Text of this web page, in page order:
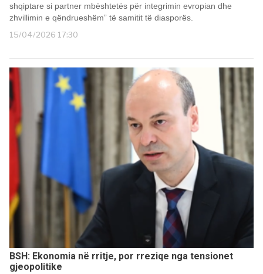
shqiptare si partner mbështetës për integrimin evropian dhe
zhvillimin e qëndrueshëm” të samitit të diasporës.
15/04/2026 17:30
BSH: Ekonomia në rritje, por rreziqe nga tensionet
gjeopolitike